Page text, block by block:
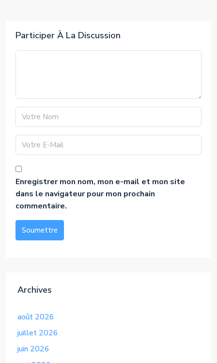
Participer À La Discussion
Enregistrer mon nom, mon e-mail et mon site
dans le navigateur pour mon prochain
commentaire.
Soumettre
Archives
août 2026
juillet 2026
juin 2026